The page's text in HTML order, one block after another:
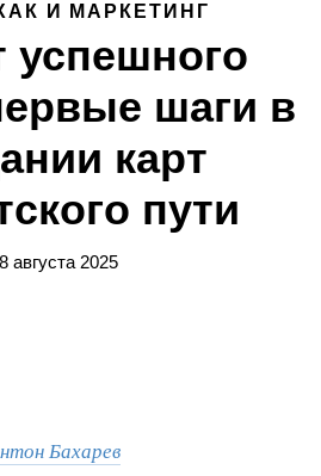
И МАРКЕТИНГ
успешного
шаги в
карт
пути
августа 2025
Бахарев